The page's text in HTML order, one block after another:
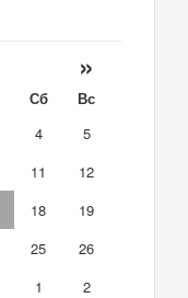
»
Сб
Вс
4
5
11
12
18
19
25
26
1
2